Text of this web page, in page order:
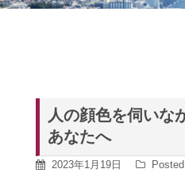
人の顔色を伺いな
あなたへ
2023年1月19日